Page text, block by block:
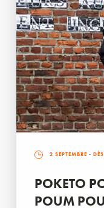
2 SEPTEMBRE -
POKETO
POUM